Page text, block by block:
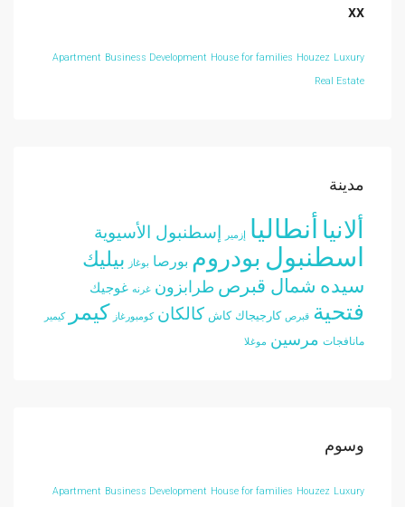
xx
Apartment Business Development House for families Houzez Luxury
Real Estate
مدينة
ألانيا أنطاليا إزمير إسطنبول الأسيوية
اسطنبول بودروم بورصا بوغاز بيليك
سيده شمال قبرص طرابزون غرنه غوجيك
فتحية قبرص كارجيجاك كاش كالكان كومبورغاز كيمر كيمير
مانافجات مرسين موغلا
وسوم
Apartment Business Development House for families Houzez Luxury